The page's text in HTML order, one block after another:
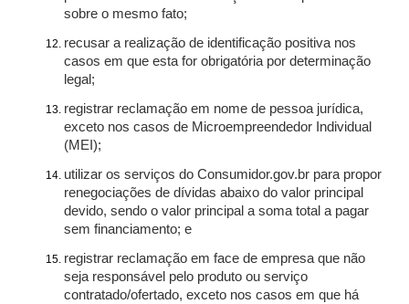
sobre o mesmo fato;
recusar a realização de identificação positiva nos
casos em que esta for obrigatória por determinação
legal;
registrar reclamação em nome de pessoa jurídica,
exceto nos casos de Microempreendedor Individual
(MEI);
utilizar os serviços do Consumidor.gov.br para propor
renegociações de dívidas abaixo do valor principal
devido, sendo o valor principal a soma total a pagar
sem financiamento; e
registrar reclamação em face de empresa que não
seja responsável pelo produto ou serviço
contratado/ofertado, exceto nos casos em que há